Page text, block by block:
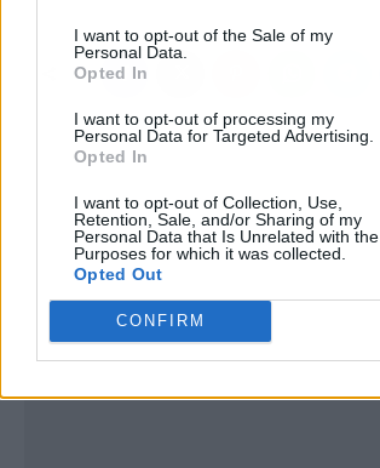
I want to opt-out of the Sale of my
Personal Data.
Opted In
I want to opt-out of processing my
Personal Data for Targeted Advertising.
Opted In
I want to opt-out of Collection, Use,
Retention, Sale, and/or Sharing of my
Personal Data that Is Unrelated with the
Purposes for which it was collected.
Opted Out
CONFIRM